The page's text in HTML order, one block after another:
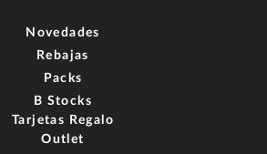
Novedades
Rebajas
Packs
B Stocks
Tarjetas Regalo
Outlet